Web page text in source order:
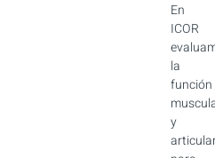
En
ICOR
la
función
y